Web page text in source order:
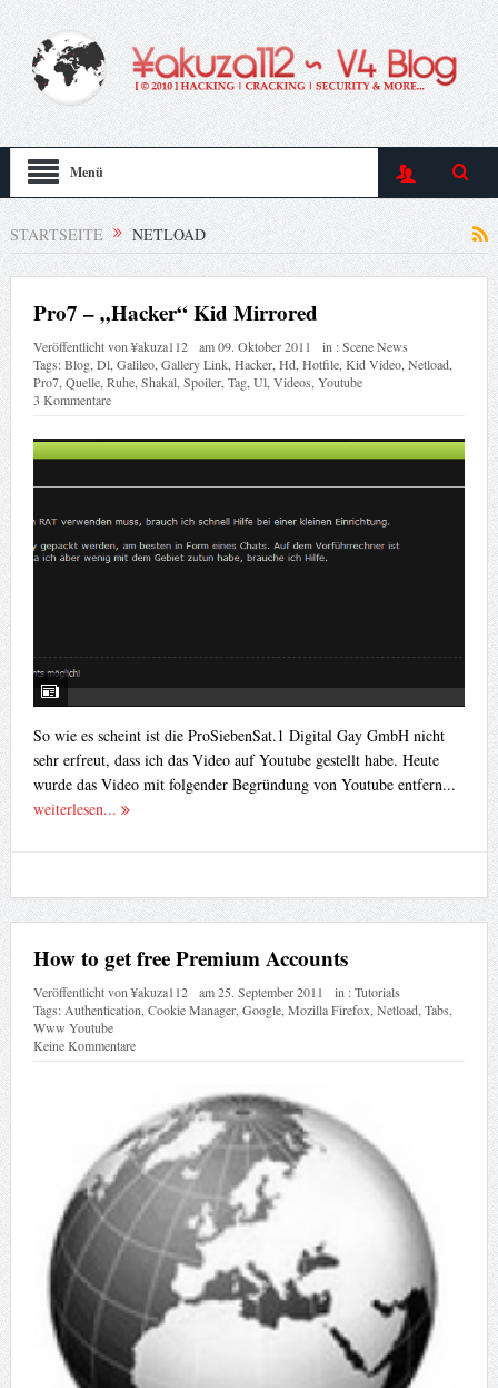
Menü
STARTSEITE NETLOAD
Pro7 – „Hacker“ Kid Mirrored
Veröffentlicht von¥akuza112 am09. Oktober 2011 in :Scene News
Tags:Blog, Dl, Galileo, Gallery Link, Hacker, Hd, Hotfile, Kid Video, Netload,
Pro7, Quelle, Ruhe, Shakal, Spoiler, Tag, Ul, Videos Youtube
3 Kommentare
So wie es scheint ist die ProSiebenSat.1 Digital Gay GmbH nicht
sehr erfreut, dass ich das Video auf Youtube gestellt habe. Heute
wurde das Video mit folgender Begründung von Youtube entfern...
weiterlesen...
How to get free Premium Accounts
Veröffentlicht von¥akuza112 am25. September 2011 in :Tutorials
Tags: Authentication Cookie Manager, Google, Mozilla Firefox Netload, Tabs
Www Youtube
Keine Kommentare